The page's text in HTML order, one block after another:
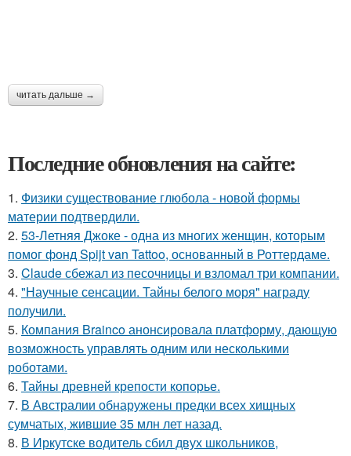
читать дальше →
Последние обновления на сайте:
1. Физики существование глюбола - новой формы
материи подтвердили.
2. 53-Летняя Джоке - одна из многих женщин, которым
помог фонд Spijt van Tattoo, основанный в Роттердаме.
3. Claude сбежал из песочницы и взломал три компании.
4. "Научные сенсации. Тайны белого моря" награду
получили.
5. Компания Brainco анонсировала платформу, дающую
возможность управлять одним или несколькими
роботами.
6. Тайны древней крепости копорье.
7. В Австралии обнаружены предки всех хищных
сумчатых, жившие 35 млн лет назад.
8. В Иркутске водитель сбил двух школьников,